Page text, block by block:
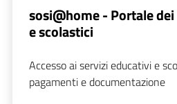
sosi@home - Portale
e scolastici
Accesso ai servizi educativi e
pagamenti e documentazione